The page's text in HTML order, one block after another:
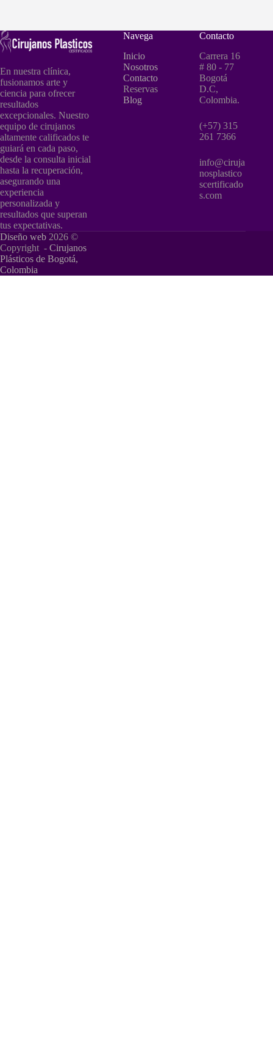
En nuestra clínica,
fusionamos arte y
ciencia para ofrecer
resultados
excepcionales. Nuestro
equipo de cirujanos
altamente calificados te
guiará en cada paso,
desde la consulta inicial
hasta la recuperación,
asegurando una
experiencia
personalizada y
resultados que superan
tus expectativas.
Navega
Inicio
Nosotros
Contacto
Reservas
Blog
Contacto
Carrera 16
# 80 - 77
Bogotá
D.C,
Colombia.
(+57) 315
261 7366
info@ciruja
nosplastico
scertificado
s.com
Diseño web 2026 ©
Copyright - Cirujanos
Plásticos de Bogotá,
Colombia